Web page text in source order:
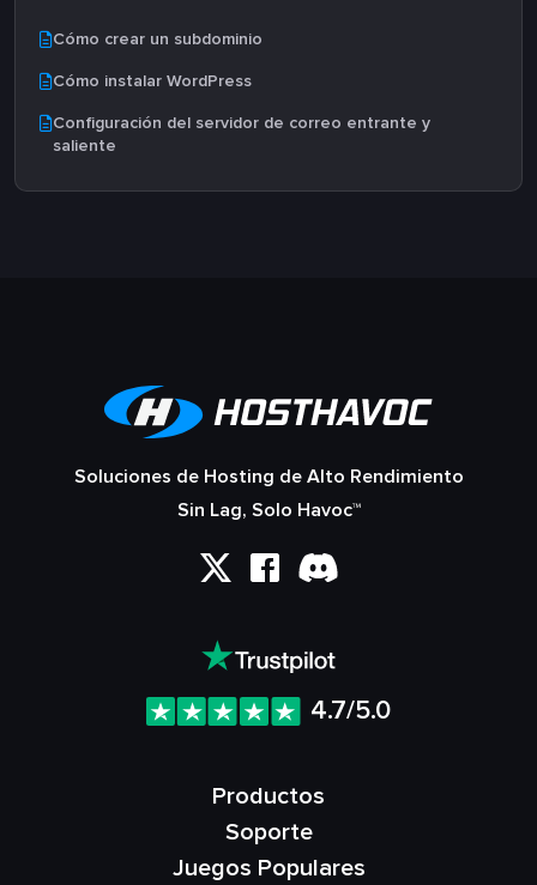
Cómo crear un subdominio
Cómo instalar WordPress
Configuración del servidor de correo entrante y
saliente
Soluciones de Hosting de Alto Rendimiento
Sin Lag, Solo Havoc™
4.7/5.0
Productos
Soporte
Juegos Populares